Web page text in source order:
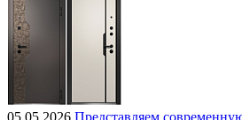
05.05.2026 Представляем